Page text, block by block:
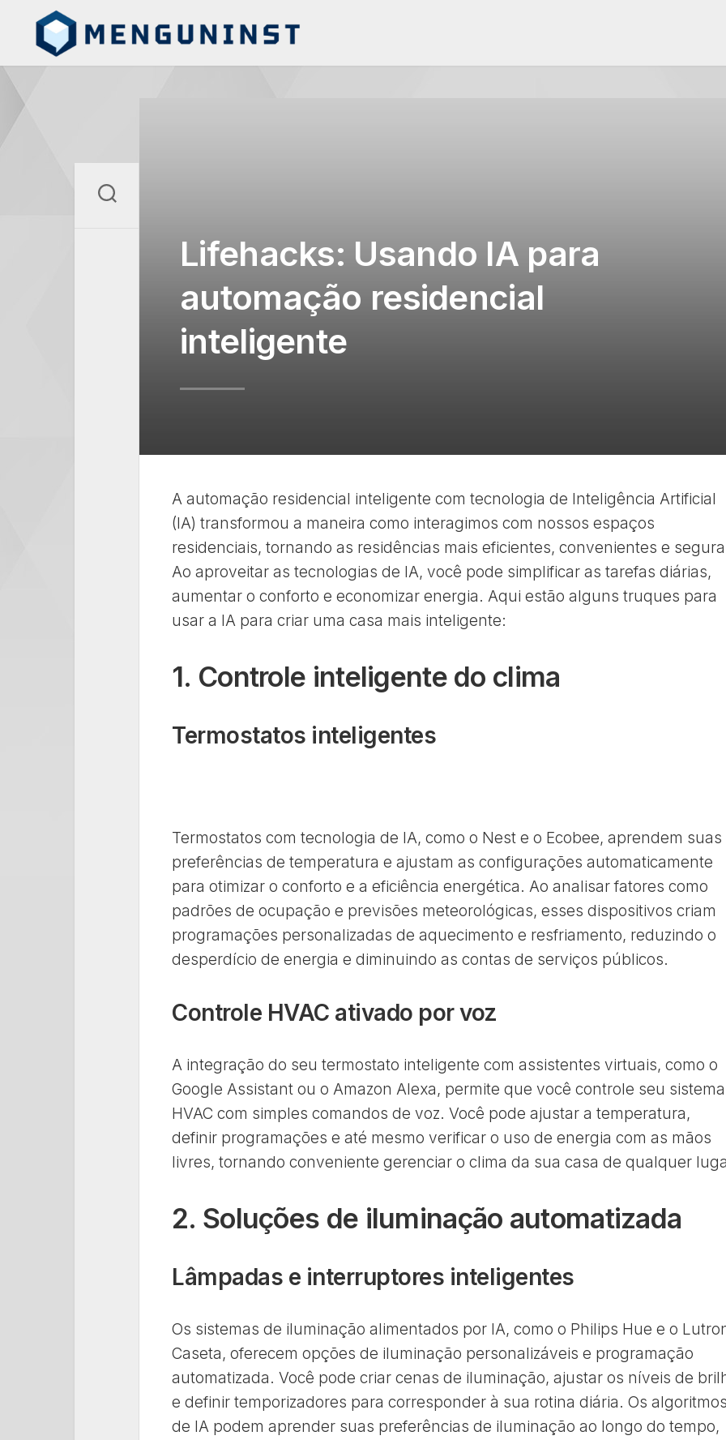
content
Lifehacks: Usando IA para
automação residencial
inteligente
A automação residencial inteligente com tecnologia de Inteligência Artificial
(IA) transformou a maneira como interagimos com nossos espaços
residenciais, tornando as residências mais eficientes, convenientes e
Ao aproveitar as tecnologias de IA, você pode simplificar as tarefas diárias,
aumentar o conforto e economizar energia. Aqui estão alguns truques para
usar a IA para criar uma casa mais inteligente:
1. Controle inteligente do clima
Termostatos inteligentes
Termostatos com tecnologia de IA, como o Nest e o Ecobee, aprendem suas
preferências de temperatura e ajustam as configurações automaticamente
para otimizar o conforto e a eficiência energética. Ao analisar fatores como
padrões de ocupação e previsões meteorológicas, esses dispositivos criam
programações personalizadas de aquecimento e resfriamento, reduzindo o
desperdício de energia e diminuindo as contas de serviços públicos.
Controle HVAC ativado por voz
A integração do seu termostato inteligente com assistentes virtuais, como o
Google Assistant ou o Amazon Alexa, permite que você controle seu sistema
HVAC com simples comandos de voz. Você pode ajustar a temperatura,
definir programações e até mesmo verificar o uso de energia com as mãos
livres, tornando conveniente gerenciar o clima da sua casa de qualquer
2. Soluções de iluminação automatizada
Lâmpadas e interruptores inteligentes
Os sistemas de iluminação alimentados por IA, como o Philips Hue e o
Caseta, oferecem opções de iluminação personalizáveis e programação
automatizada. Você pode criar cenas de iluminação, ajustar os níveis de
e definir temporizadores para corresponder à sua rotina diária. Os
de IA podem aprender suas preferências de iluminação ao longo do tempo,